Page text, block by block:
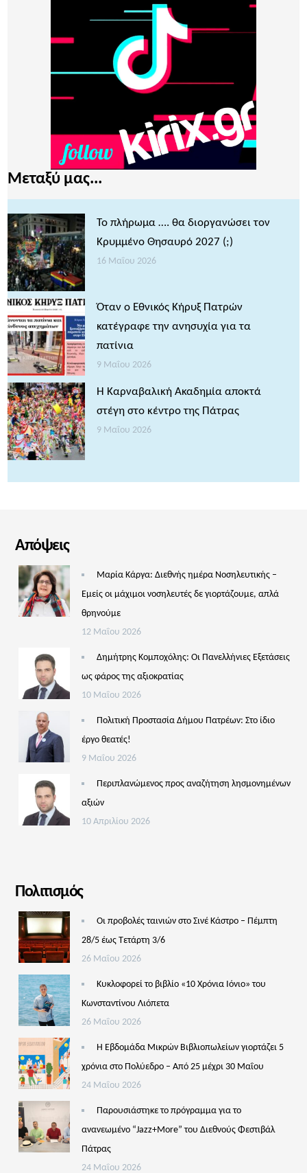
Μεταξύ μας...
Το πλήρωμα …. θα διοργανώσει τον
Κρυμμένο Θησαυρό 2027 (;)
16 Μαΐου 2026
Όταν ο Εθνικός Κήρυξ Πατρών
κατέγραφε την ανησυχία για τα
πατίνια
9 Μαΐου 2026
Η Καρναβαλική Ακαδημία αποκτά
στέγη στο κέντρο της Πάτρας
9 Μαΐου 2026
Απόψεις
Μαρία Κάργα: Διεθνής ημέρα Νοσηλευτικής –
Εμείς οι μάχιμοι νοσηλευτές δε γιορτάζουμε, απλά
θρηνούμε
12 Μαΐου 2026
Δημήτρης Κομποχόλης: Οι Πανελλήνιες Εξετάσεις
ως φάρος της αξιοκρατίας
10 Μαΐου 2026
Πολιτική Προστασία Δήμου Πατρέων: Στο ίδιο
έργο θεατές!
9 Μαΐου 2026
Περιπλανώμενος προς αναζήτηση λησμονημένων
αξιών
10 Απριλίου 2026
Πολιτισμός
Οι προβολές ταινιών στο Σινέ Κάστρο – Πέμπτη
28/5 έως Τετάρτη 3/6
26 Μαΐου 2026
Κυκλοφορεί το βιβλίο «10 Χρόνια Ιόνιο» του
Κωνσταντίνου Λιόπετα
26 Μαΐου 2026
Η Εβδομάδα Μικρών Βιβλιοπωλείων γιορτάζει 5
χρόνια στο Πολύεδρο – Από 25 μέχρι 30 Μαΐου
24 Μαΐου 2026
Παρουσιάστηκε το πρόγραμμα για το
ανανεωμένο “Jazz+More” του Διεθνούς Φεστιβάλ
Πάτρας
24 Μαΐου 2026